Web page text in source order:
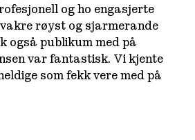
og ho engasjerte
røyst og sjarmerande
også publikum med på
var fantastisk. Vi kjente
som fekk vere med på